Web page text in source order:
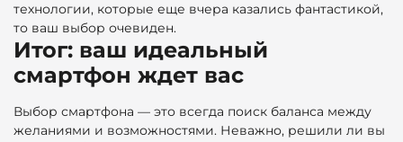
технологии, которые еще вчера казались фантастикой,
то ваш выбор очевиден.
Итог: ваш идеальный
смартфон ждет вас
Выбор смартфона — это всегда поиск баланса между
желаниями и возможностями. Неважно, решили ли вы